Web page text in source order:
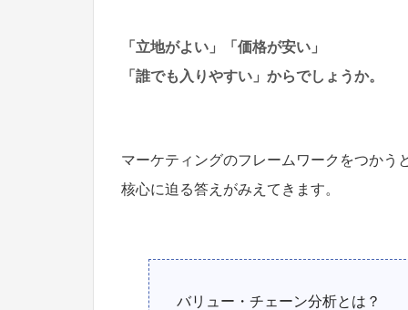
「立地がよい」「価格が安い」
「誰でも入りやすい」からでしょうか。
マーケティングのフレームワークをつかう
核心に迫る答えがみえてきます。
バリュー・チェーン分析とは？